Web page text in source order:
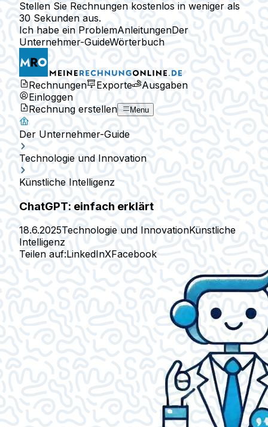
Stellen Sie Rechnungen kostenlos in weniger als
30 Sekunden aus.
Ich habe ein ProblemAnleitungenDer
Unternehmer-GuideWörterbuch
Rechnungen Exporte
Ausgaben
Einloggen
Rechnung erstellen
Menu
Der Unternehmer-Guide
Technologie und Innovation
Künstliche Intelligenz
ChatGPT: einfach erklärt
18.6.2025Technologie und InnovationKünstliche
Intelligenz
Teilen auf:LinkedInXFacebook